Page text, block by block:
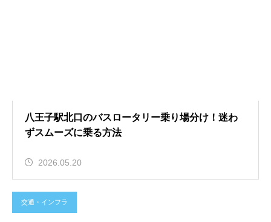
八王子駅北口のバスロータリー乗り場分け！迷わ
ずスムーズに乗る方法
2026.05.20
交通・インフラ